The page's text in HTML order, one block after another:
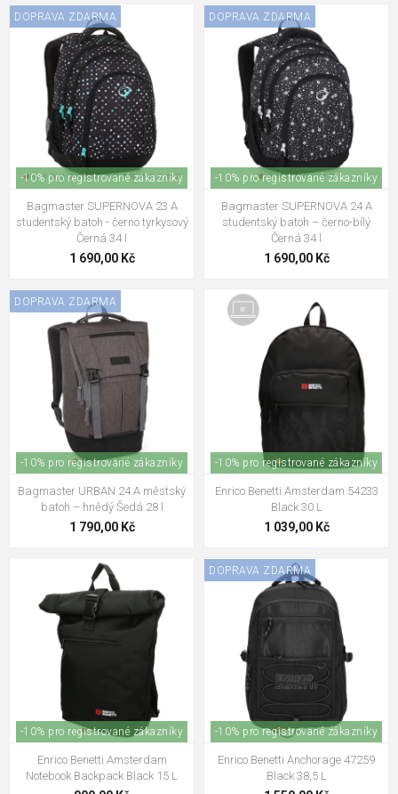
DOPRAVA ZDARMA
-10% pro registrované zákazníky
Bagmaster SUPERNOVA 23 A
studentský batoh - černo tyrkysový
Černá 34 l
1 690,00 Kč
DOPRAVA ZDARMA
-10% pro registrované zákazníky
Bagmaster SUPERNOVA 24 A
studentský batoh – černo-bílý
Černá 34 l
1 690,00 Kč
DOPRAVA ZDARMA
-10% pro registrované zákazníky
Bagmaster URBAN 24 A městský
batoh – hnědý Šedá 28 l
1 790,00 Kč
-10% pro registrované zákazníky
Enrico Benetti Amsterdam 54233
Black 30 L
1 039,00 Kč
-10% pro registrované zákazníky
Enrico Benetti Amsterdam
Notebook Backpack Black 15 L
DOPRAVA ZDARMA
-10% pro registrované zákazníky
Enrico Benetti Anchorage 47259
Black 38,5 L